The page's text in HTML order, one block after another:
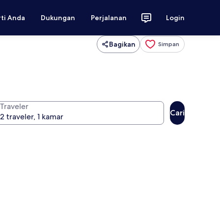
Anda Dukungan Perjalanan Login
Bagikan Simpan
Traveler
Cari